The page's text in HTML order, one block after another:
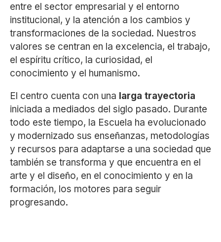
entre el sector empresarial y el entorno
institucional, y la atención a los cambios y
transformaciones de la sociedad. Nuestros
valores se centran en la excelencia, el trabajo,
el espíritu crítico, la curiosidad, el
conocimiento y el humanismo.
El centro cuenta con una larga trayectoria
iniciada a mediados del siglo pasado. Durante
todo este tiempo, la Escuela ha evolucionado
y modernizado sus enseñanzas, metodologías
y recursos para adaptarse a una sociedad que
también se transforma y que encuentra en el
arte y el diseño, en el conocimiento y en la
formación, los motores para seguir
progresando.